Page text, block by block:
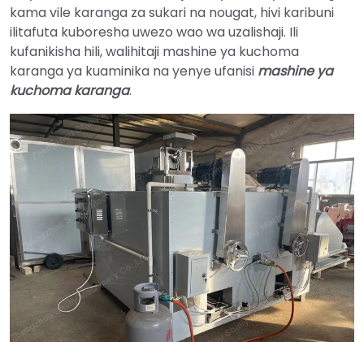
kama vile karanga za sukari na nougat, hivi karibuni
ilitafuta kuboresha uwezo wao wa uzalishaji. Ili
kufanikisha hili, walihitaji mashine ya kuchoma
karanga ya kuaminika na yenye ufanisi mashine ya
kuchoma karanga.